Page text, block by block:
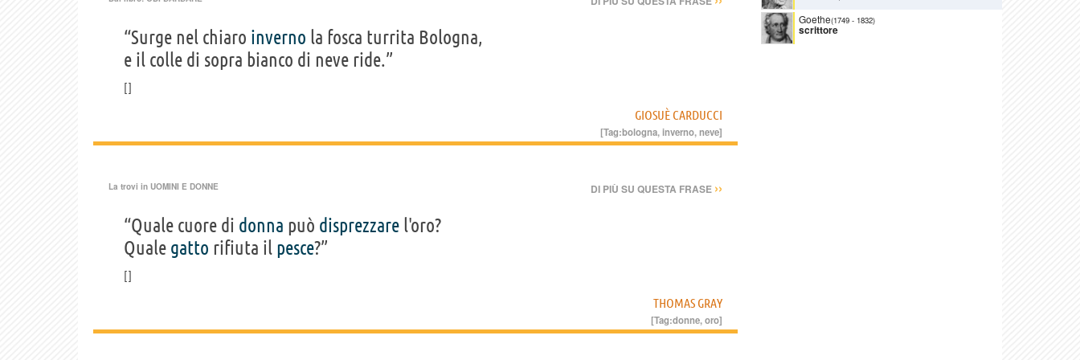
“Surge nel chiaro inverno la fosca turrita Bologna,
e il colle di sopra bianco di neve ride.”
GIOSUÈ CARDUCCI
[Tag:bologna,inverno,neve]
La trovi in UOMINI E DONNE DI PIÙ SU QUESTA FRASE ››
“Quale cuore di donna può disprezzare l'oro?
Quale gatto rifiuta il pesce?”
THOMAS GRAY
[Tag:donne,oro]
Goethe(1749 - 1832)
scrittore